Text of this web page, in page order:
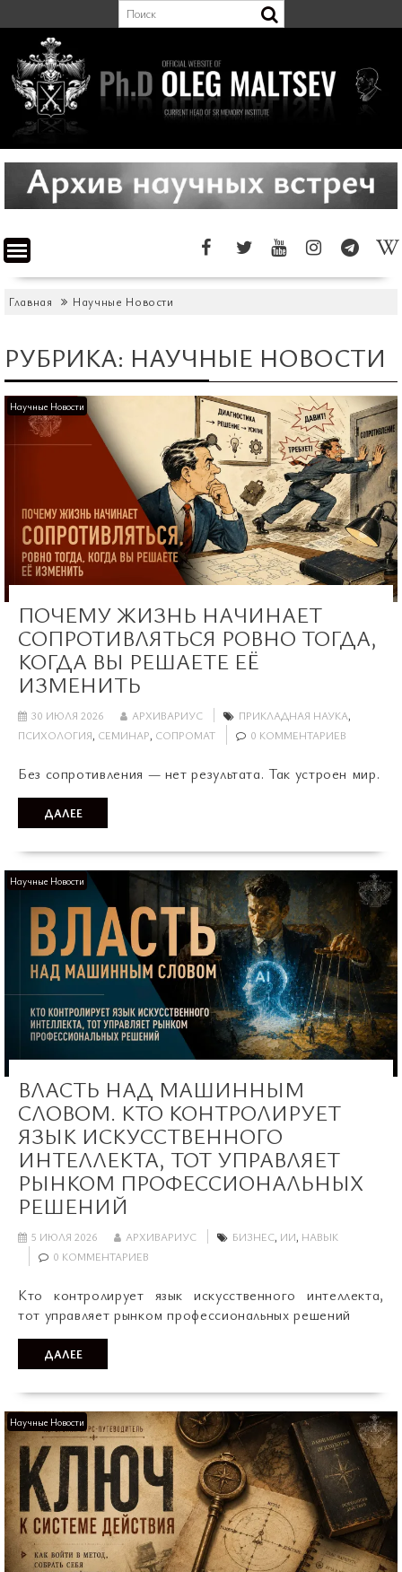
к
содержимому
Главная Научные Новости
РУБРИКА: НАУЧНЫЕ НОВОСТИ
Научные Новости
ПОЧЕМУ ЖИЗНЬ НАЧИНАЕТ
СОПРОТИВЛЯТЬСЯ РОВНО ТОГДА,
КОГДА ВЫ РЕШАЕТЕ ЕЁ
ИЗМЕНИТЬ
30 ИЮЛЯ 2026 АРХИВАРИУС ПРИКЛАДНАЯ НАУКА,
ПСИХОЛОГИЯ, СЕМИНАР, СОПРОМАТ 0 КОММЕНТАРИЕВ
Без сопротивления — нет результата. Так устроен мир.
ДАЛЕЕ
Научные Новости
ВЛАСТЬ НАД МАШИННЫМ
СЛОВОМ. КТО КОНТРОЛИРУЕТ
ЯЗЫК ИСКУССТВЕННОГО
ИНТЕЛЛЕКТА, ТОТ УПРАВЛЯЕТ
РЫНКОМ ПРОФЕССИОНАЛЬНЫХ
РЕШЕНИЙ
5 ИЮЛЯ 2026 АРХИВАРИУС БИЗНЕС, ИИ, НАВЫК
0 КОММЕНТАРИЕВ
Кто контролирует язык искусственного интеллекта,
тот управляет рынком профессиональных решений
ДАЛЕЕ
Научные Новости